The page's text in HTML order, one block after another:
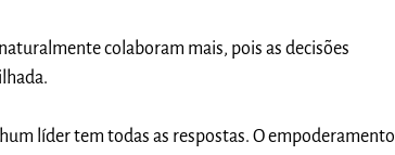
colaboram mais, pois as decisões
líder tem todas as respostas. O empoderamento